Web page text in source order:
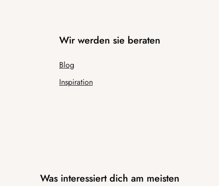
Wir werden sie beraten
Blog
Inspiration
Was interessiert dich am meisten